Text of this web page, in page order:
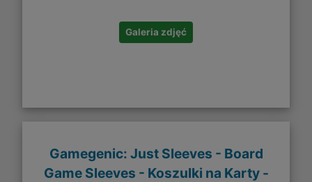
Galeria zdjęć
Gamegenic: Just Sleeves - Board
Game Sleeves - Koszulki na Karty -